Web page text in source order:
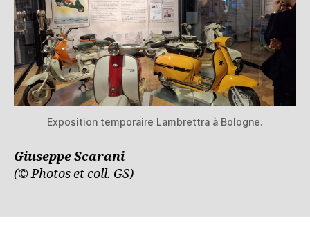
Exposition temporaire Lambrettra à Bologne.
Giuseppe Scarani
(© Photos et coll. GS)